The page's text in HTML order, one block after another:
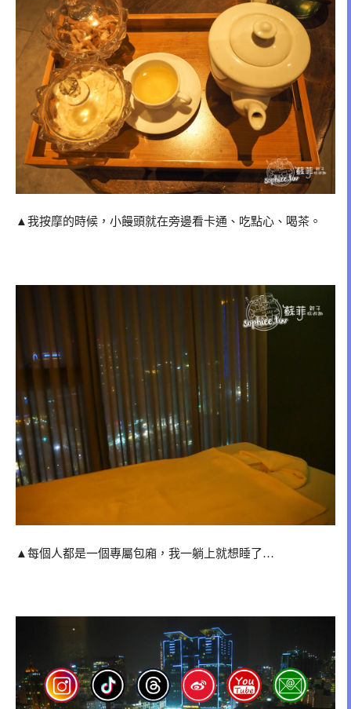
▲我按摩的時候，小饅頭就在旁邊看卡通、吃點心、喝茶。
▲每個人都是一個專屬包廂，我一躺上就想睡了…